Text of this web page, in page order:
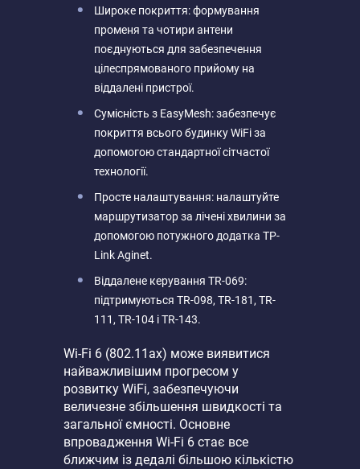
Широке покриття: формування
променя та чотири антени
поєднуються для забезпечення
цілеспрямованого прийому на
віддалені пристрої.
Сумісність з EasyMesh: забезпечує
покриття всього будинку WiFi за
допомогою стандартної сітчастої
технології.
Просте налаштування: налаштуйте
маршрутизатор за лічені хвилини за
допомогою потужного додатка TP-
Link Aginet.
Віддалене керування TR-069:
підтримуються TR-098, TR-181, TR-
111, TR-104 і TR-143.
Wi-Fi 6 (802.11ax) може виявитися
найважливішим прогресом у
розвитку WiFi, забезпечуючи
величезне збільшення швидкості та
загальної ємності. Основне
впровадження Wi-Fi 6 стає все
ближчим із дедалі більшою кількістю